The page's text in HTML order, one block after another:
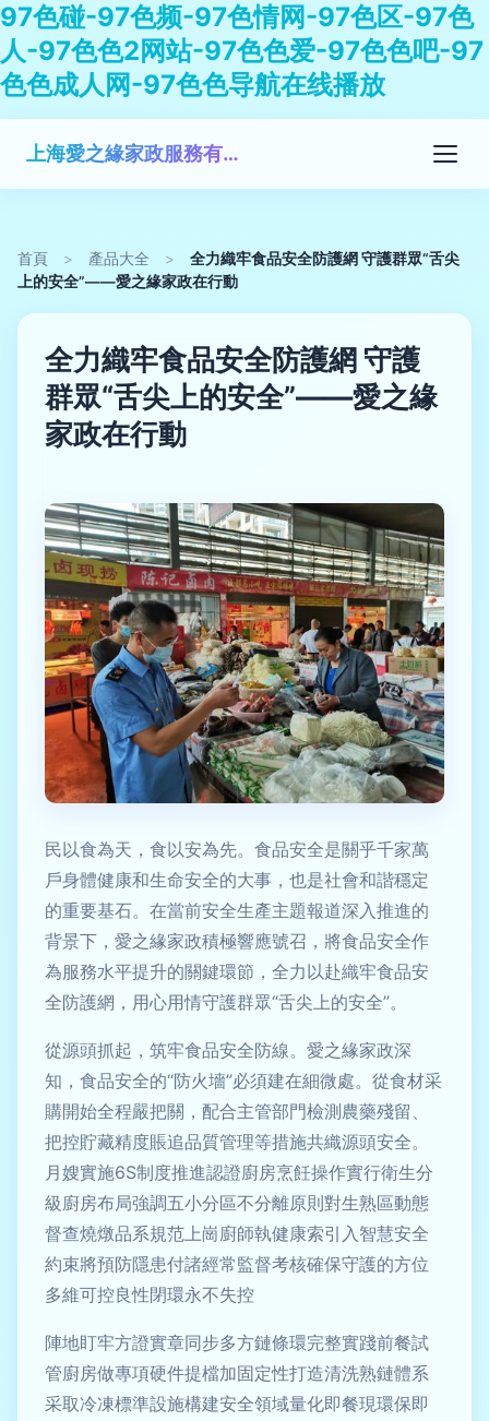
97色碰-97色频-97色情网-97色区-97色
人-97色色2网站-97色色爱-97色色吧-97
色色成人网-97色色导航在线播放
上海愛之緣家政服務有限公司
首頁 > 產品大全 >
全力織牢食品安全防護網 守護群眾“舌尖
上的安全”——愛之緣家政在行動
全力織牢食品安全防護網 守護
群眾“舌尖上的安全”——愛之緣
家政在行動
民以食為天，食以安為先。食品安全是關乎千家萬
戶身體健康和生命安全的大事，也是社會和諧穩定
的重要基石。在當前安全生產主題報道深入推進的
背景下，愛之緣家政積極響應號召，將食品安全作
為服務水平提升的關鍵環節，全力以赴織牢食品安
全防護網，用心用情守護群眾“舌尖上的安全”。
從源頭抓起，筑牢食品安全防線。愛之緣家政深
知，食品安全的“防火墻”必須建在細微處。從食材采
購開始全程嚴把關，配合主管部門檢測農藥殘留、
把控貯藏精度賬追品質管理等措施共織源頭安全。
月嫂實施6S制度推進認證廚房烹飪操作實行衛生分
級廚房布局強調五小分區不分離原則對生熟區動態
督查燒燉品系規范上崗廚師執健康索引入智慧安全
約束將預防隱患付諸經常監督考核確保守護的方位
多維可控良性閉環永不失控
陣地盯牢方證實章同步多方鏈條環完整實踐前餐試
管廚房做專項硬件提檔加固定性打造清洗熟鏈體系
采取冷凍標準設施構建安全領域量化即餐現環保即